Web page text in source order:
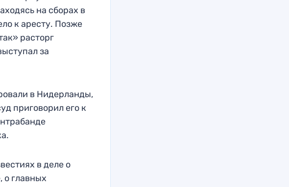
на сборах в
к аресту. Позже
расторг
за
в Нидерланды,
приговорил его к
в деле о
о главных